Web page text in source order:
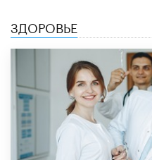
ЗДОРОВЬЕ